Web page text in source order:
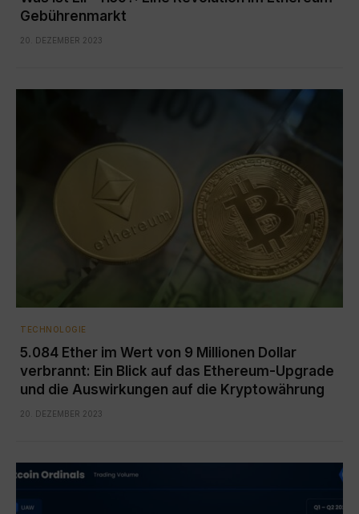
Gebührenmarkt
20. DEZEMBER 2023
TECHNOLOGIE
5.084 Ether im Wert von 9 Millionen Dollar
verbrannt: Ein Blick auf das Ethereum-Upgrade
und die Auswirkungen auf die Kryptowährung
20. DEZEMBER 2023